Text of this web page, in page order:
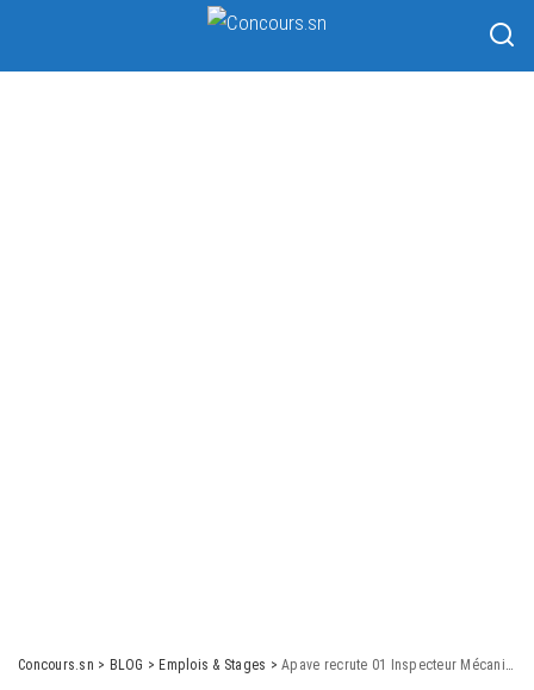
Concours.sn > BLOG > Emplois & Stages >Apave recrute 01 Inspecteur Mécanique-Levage